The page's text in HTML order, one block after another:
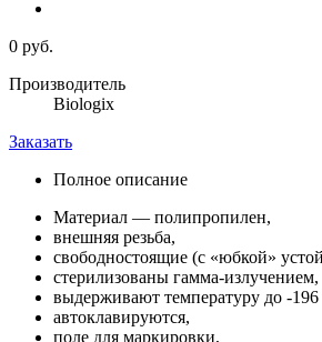
0 руб.
Производитель
Biologix
Заказать
Полное описание
Материал — полипропилен,
внешняя резьба,
свободностоящие (с «юбкой»
стерилизованы гамма-излучением,
выдерживают температуру до -196
автоклавируются,
поле для маркировки,